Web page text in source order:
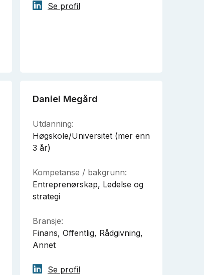
Se profil
Daniel Megård
Utdanning:
Høgskole/Universitet (mer enn
3 år)
Kompetanse / bakgrunn:
Entreprenørskap, Ledelse og
strategi
Bransje:
Finans, Offentlig, Rådgivning,
Annet
Se profil